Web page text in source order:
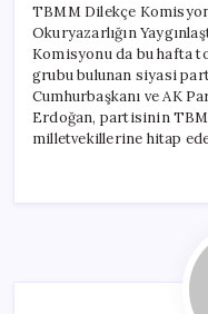
TBMM Dilekçe
Okuryazarlığın
Komisyonu da bu hafta
grubu bulunan siyasi
Cumhurbaşkanı ve AK
Erdoğan, partisinin
milletvekillerine hitap